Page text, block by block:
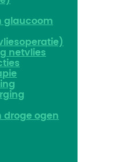
glaucoom
netvlies
droge ogen